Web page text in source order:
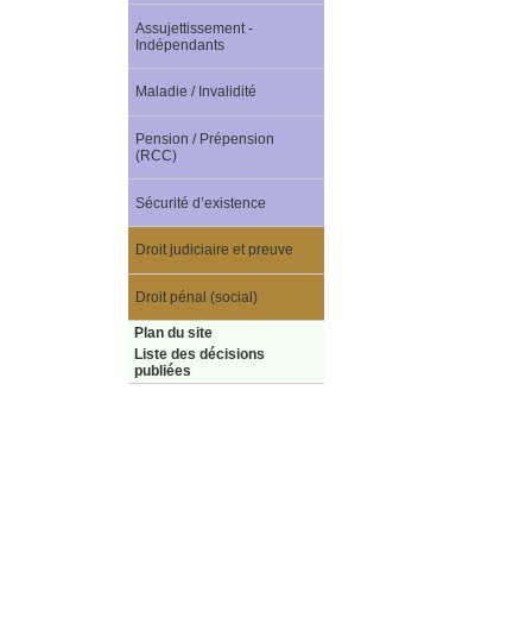
Assujettissement -
Indépendants
Maladie / Invalidité
Pension / Prépension
(RCC)
Sécurité d’existence
Droit judiciaire et preuve
Droit pénal (social)
Plan du site
Liste des décisions
publiées